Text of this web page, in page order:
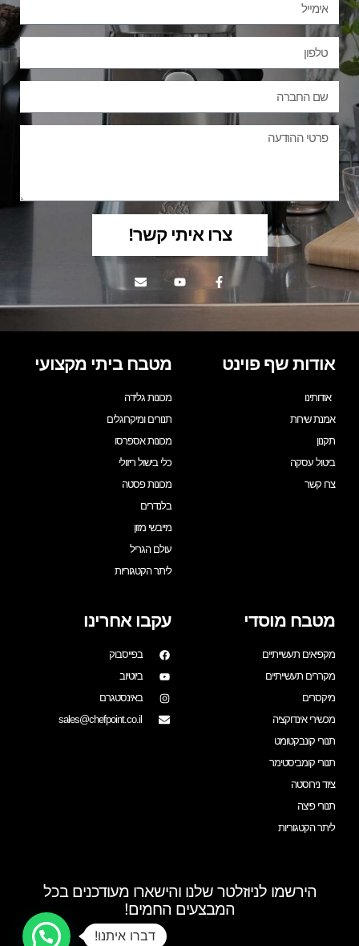
צרו איתי קשר!
אודות שף פוינט
אודותינו
אמנת שירות
תקנון
ביטול עסקה
צרו קשר
מטבח ביתי מקצועי
מכונות גלידה
תנורים ומיקרוגלים
מכונות אספרסו
כלי בישול ריזולי
מכונות פסטה
בלנדרים
מייבשי מזון
עולם הגריל
ליתר הקטגוריות
מטבח מוסדי
מקפיאים תעשייתיים
מקררים תעשייתיים
מיקסרים
מכשירי אינדוקציה
תנורי קונבקטומט
תנורי קומביסטימר
ציוד נירוסטה
תנורי פיצה
ליתר הקטגוריות
עקבו אחרינו
בפייסבוק
ביוטיוב
באינסטגרם
sales@chefpoint.co.il
הירשמו לניוזלטר שלנו והישארו מעודכנים בכל
המבצעים החמים!
דברו איתנו!